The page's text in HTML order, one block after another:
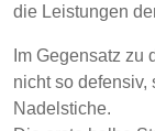
die Leistungen
Im Gegensatz zu
nicht so defensiv,
Nadelstiche.